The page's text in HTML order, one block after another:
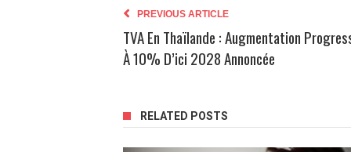
PREVIOUS ARTICLE
TVA En Thaïlande : Augmentation
À 10% D’ici 2028 Annoncée
RELATED POSTS